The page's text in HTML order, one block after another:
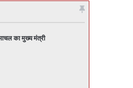
का मुख्य मंत्री